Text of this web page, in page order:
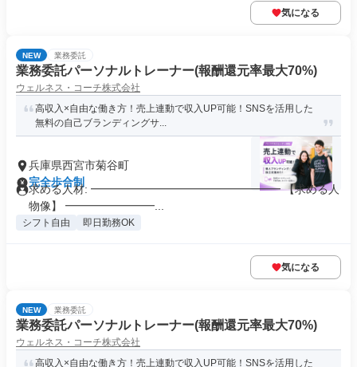
気になる
NEW 業務委託
業務委託パーソナルトレーナー(報酬還元率最大70%)
ウェルネス・コーチ株式会社
高収入×自由な働き方！売上連動で収入UP可能！SNSを活用した
無料の自己ブランディングサ...
兵庫県西宮市菊谷町
完全歩合制
求める人材: ━━━━━━━━━━━━━━━━━ 【求める人
物像】 ━━━━━━━━...
シフト自由 即日勤務OK
気になる
NEW 業務委託
業務委託パーソナルトレーナー(報酬還元率最大70%)
ウェルネス・コーチ株式会社
高収入×自由な働き方！売上連動で収入UP可能！SNSを活用した